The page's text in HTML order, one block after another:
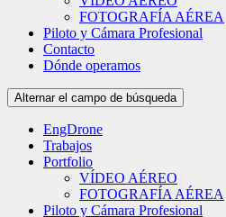
FOTOGRAFÍA AÉREA
Piloto y Cámara Profesional
Contacto
Dónde operamos
Alternar el campo de búsqueda
EngDrone
Trabajos
Portfolio
VÍDEO AÉREO
FOTOGRAFÍA AÉREA
Piloto y Cámara Profesional